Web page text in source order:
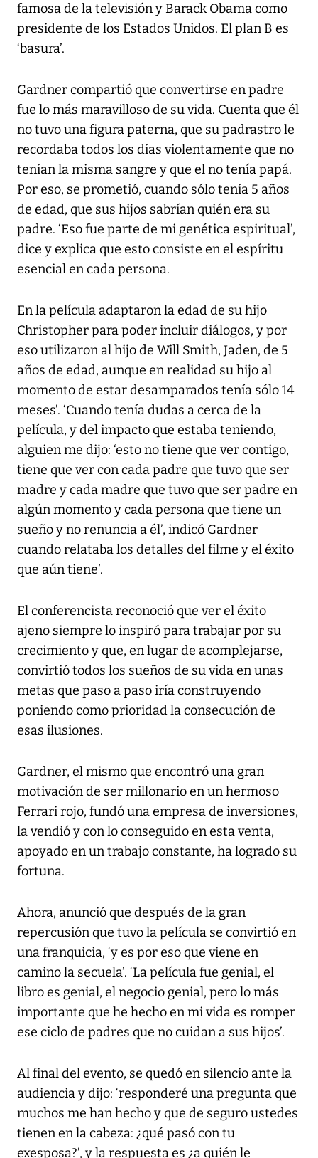
famosa de la televisión y Barack Obama como
presidente de los Estados Unidos. El plan B es
‘basura’.
Gardner compartió que convertirse en padre
fue lo más maravilloso de su vida. Cuenta que él
no tuvo una figura paterna, que su padrastro le
recordaba todos los días violentamente que no
tenían la misma sangre y que el no tenía papá.
Por eso, se prometió, cuando sólo tenía 5 años
de edad, que sus hijos sabrían quién era su
padre. ‘Eso fue parte de mi genética espiritual’,
dice y explica que esto consiste en el espíritu
esencial en cada persona.
En la película adaptaron la edad de su hijo
Christopher para poder incluir diálogos, y por
eso utilizaron al hijo de Will Smith, Jaden, de 5
años de edad, aunque en realidad su hijo al
momento de estar desamparados tenía sólo 14
meses’. ‘Cuando tenía dudas a cerca de la
película, y del impacto que estaba teniendo,
alguien me dijo: ‘esto no tiene que ver contigo,
tiene que ver con cada padre que tuvo que ser
madre y cada madre que tuvo que ser padre en
algún momento y cada persona que tiene un
sueño y no renuncia a él’, indicó Gardner
cuando relataba los detalles del filme y el éxito
que aún tiene’.
El conferencista reconoció que ver el éxito
ajeno siempre lo inspiró para trabajar por su
crecimiento y que, en lugar de acomplejarse,
convirtió todos los sueños de su vida en unas
metas que paso a paso iría construyendo
poniendo como prioridad la consecución de
esas ilusiones.
Gardner, el mismo que encontró una gran
motivación de ser millonario en un hermoso
Ferrari rojo, fundó una empresa de inversiones,
la vendió y con lo conseguido en esta venta,
apoyado en un trabajo constante, ha logrado su
fortuna.
Ahora, anunció que después de la gran
repercusión que tuvo la película se convirtió en
una franquicia, ‘y es por eso que viene en
camino la secuela’. ‘La película fue genial, el
libro es genial, el negocio genial, pero lo más
importante que he hecho en mi vida es romper
ese ciclo de padres que no cuidan a sus hijos’.
Al final del evento, se quedó en silencio ante la
audiencia y dijo: ‘responderé una pregunta que
muchos me han hecho y que de seguro ustedes
tienen en la cabeza: ¿qué pasó con tu
exesposa?’, y la respuesta es ¿a quién le